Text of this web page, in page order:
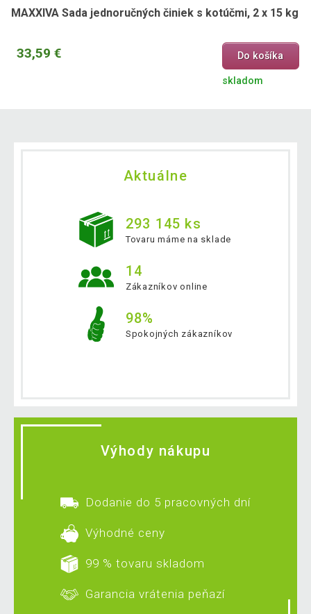
MAXXIVA Sada jednoručných činiek s kotúčmi, 2 x 15 kg
33,59 € Do košíka
skladom
Aktuálne
293 145 ks
Tovaru máme na sklade
14
Zákazníkov online
98%
Spokojných zákazníkov
Výhody nákupu
Dodanie do 5 pracovných dní
Výhodné ceny
99 % tovaru skladom
Garancia vrátenia peňazí